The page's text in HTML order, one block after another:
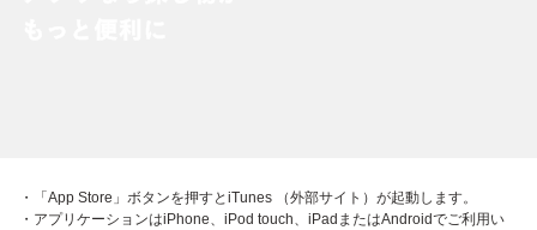
・「App Store」ボタンを押すとiTunes （外部サイト）が起動します。
・アプリケーションはiPhone、iPod touch、iPadまたはAndroidでご利用い